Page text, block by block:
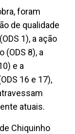
foram
de qualidade
1), a ação
(ODS 8), a
e a
16 e 17),
atuais.
Chiquinho